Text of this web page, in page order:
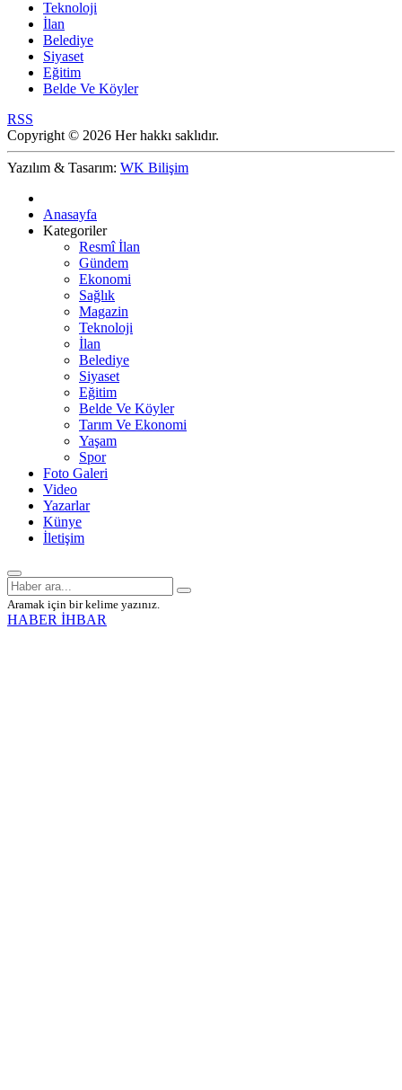
Teknoloji
İlan
Belediye
Siyaset
Eğitim
Belde Ve Köyler
RSS
Copyright © 2026 Her hakkı saklıdır.
Yazılım & Tasarım: WK Bilişim
Anasayfa
Kategoriler
Resmî İlan
Gündem
Ekonomi
Sağlık
Magazin
Teknoloji
İlan
Belediye
Siyaset
Eğitim
Belde Ve Köyler
Tarım Ve Ekonomi
Yaşam
Spor
Foto Galeri
Video
Yazarlar
Künye
İletişim
Aramak için bir kelime yazınız.
HABER İHBAR